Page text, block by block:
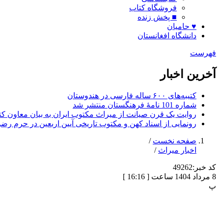
فروشگاه کتاب
■ پخش زنده
♥ حامیان
دانشگاه افغانستان
فهرست
آخرین اخبار
کتیبه‌های ۶۰۰ ساله فارسی در هندوستان
شماره 101 نامۀ فرهنگستان منتشر شد
روایت یک قرن صیانت از میراث مکتوب ایران به بیان معاون
رونمایی از اسناد کهن و مکتوب تاریخی آیین اربعین در حرم
صفحه نخست /
اخبار میراث /
کد خبر:49262
8 مرداد 1404 ساعت [ 16:16 ]
پ